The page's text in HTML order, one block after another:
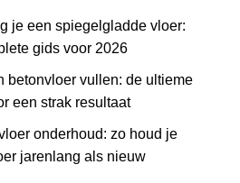
je een spiegelgladde vloer:
gids voor 2026
betonvloer vullen: de ultieme
een strak resultaat
onderhoud: zo houd je
jarenlang als nieuw